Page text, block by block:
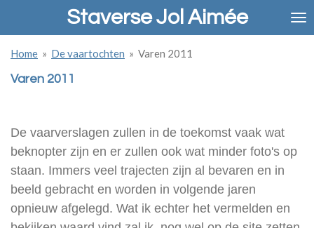
de
hoofdinhoud
Staverse Jol Aimée
Home » De vaartochten » Varen 2011
Varen 2011
De vaarverslagen zullen in de toekomst vaak wat
beknopter zijn en er zullen ook wat minder foto's op
staan. Immers veel trajecten zijn al bevaren en in
beeld gebracht en worden in volgende jaren
opnieuw afgelegd. Wat ik echter het vermelden en